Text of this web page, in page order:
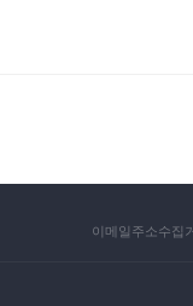
이메일주소수집